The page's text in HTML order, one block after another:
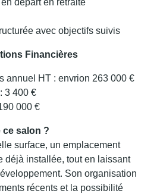
départ en retraite
avec objectifs suivis
Financières
annuel HT : envrion 263 000 €
3 400 €
000 €
ce salon ?
surface, un emplacement
déjà installée, tout en laissant
Son organisation
récents et la possibilité